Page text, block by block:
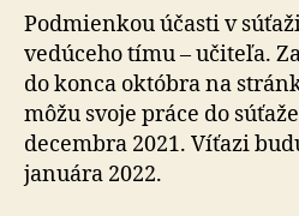
Podmienkou účasti v
vedúceho tímu – učiteľa.
do konca októbra na
môžu svoje práce do
decembra 2021. Víťazi
januára 2022.